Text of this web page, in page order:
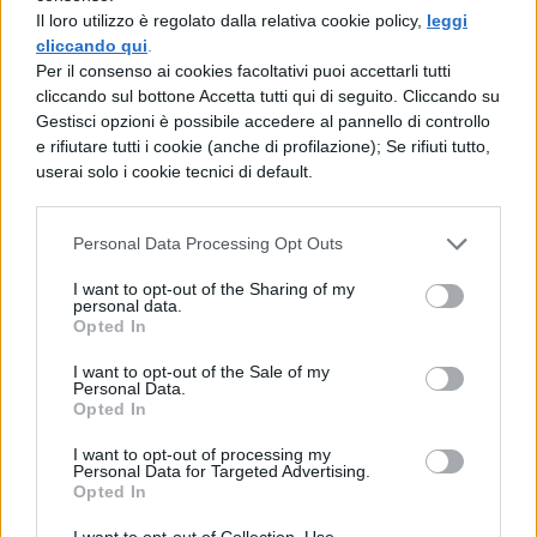
Il loro utilizzo è regolato dalla relativa cookie policy, leggi
cliccando qui
Per il consenso ai cookies facoltativi puoi accettarli tutti
cliccando sul bottone Accetta tutti qui di seguito. Cliccando su
Gestisci opzioni è possibile accedere al pannello di controllo
e rifiutare tutti i cookie (anche di profilazione); Se rifiuti tutto,
userai solo i cookie tecnici di default.
Personal Data Processing Opt Outs
I want to opt-out of the Sharing of my
personal data.
Opted In
I want to opt-out of the Sale of my
Personal Data.
Opted In
I want to opt-out of processing my
Personal Data for Targeted Advertising.
Opted In
di Partinico e il
Don Giovanni Colletto
Marineo.
AVenezia, ilBarbarigoè leader per i
servizi, mentre l’Edison-Volta
per l’industria; in terraferma si evidenziano
Elena Cornarodi Jesolo (servizi) e lo
Scarpa-Matteidi Fossalta di Piave
(industria).
Genova, i migliori del 2024 sono ilMarco
Poloper i servizi e l’
l’industria; in provincia ecco emergere il
Natta-Deambrosis
di Chiavari
(industria/artigianato).